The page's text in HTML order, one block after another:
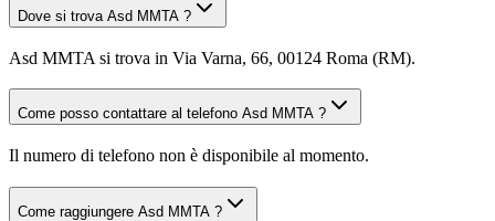
Dove si trova Asd MMTA ?
Asd MMTA si trova in Via Varna, 66, 00124 Roma (RM).
Come posso contattare al telefono Asd MMTA ?
Il numero di telefono non è disponibile al momento.
Come raggiungere Asd MMTA ?